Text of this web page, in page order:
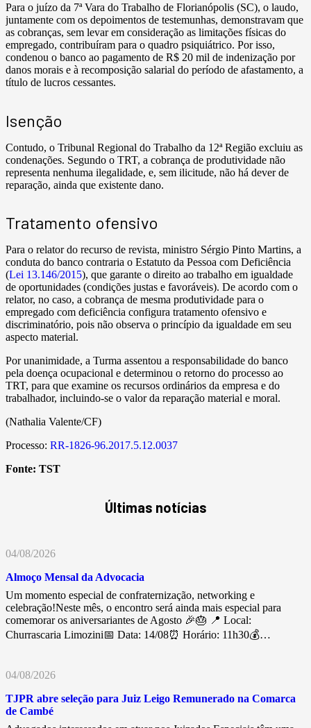
Para o juízo da 7ª Vara do Trabalho de Florianópolis (SC), o laudo,
juntamente com os depoimentos de testemunhas, demonstravam que
as cobranças, sem levar em consideração as limitações físicas do
empregado, contribuíram para o quadro psiquiátrico. Por isso,
condenou o banco ao pagamento de R$ 20 mil de indenização por
danos morais e à recomposição salarial do período de afastamento, a
título de lucros cessantes.
Isenção
Contudo, o Tribunal Regional do Trabalho da 12ª Região excluiu as
condenações. Segundo o TRT, a cobrança de produtividade não
representa nenhuma ilegalidade, e, sem ilicitude, não há dever de
reparação, ainda que existente dano.
Tratamento ofensivo
Para o relator do recurso de revista, ministro Sérgio Pinto Martins, a
conduta do banco contraria o Estatuto da Pessoa com Deficiência
(Lei 13.146/2015), que garante o direito ao trabalho em igualdade
de oportunidades (condições justas e favoráveis). De acordo com o
relator, no caso, a cobrança de mesma produtividade para o
empregado com deficiência configura tratamento ofensivo e
discriminatório, pois não observa o princípio da igualdade em seu
aspecto material.
Por unanimidade, a Turma assentou a responsabilidade do banco
pela doença ocupacional e determinou o retorno do processo ao
TRT, para que examine os recursos ordinários da empresa e do
trabalhador, incluindo-se o valor da reparação material e moral.
(Nathalia Valente/CF)
Processo: RR-1826-96.2017.5.12.0037
Fonte: TST
Últimas notícias
04/08/2026
Almoço Mensal da Advocacia
Um momento especial de confraternização, networking e
celebração!Neste mês, o encontro será ainda mais especial para
comemorar os aniversariantes de Agosto 🎉🎂 📍 Local:
Churrascaria Limozini📅 Data: 14/08⏰ Horário: 11h30💰…
04/08/2026
TJPR abre seleção para Juiz Leigo Remunerado na Comarca
de Cambé